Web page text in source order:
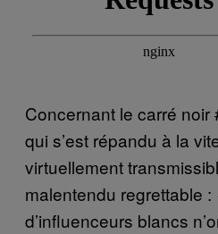
Concernant le carré noir
qui s’est répandu à la
virtuellement
malentendu regrettable
d’influenceurs blancs